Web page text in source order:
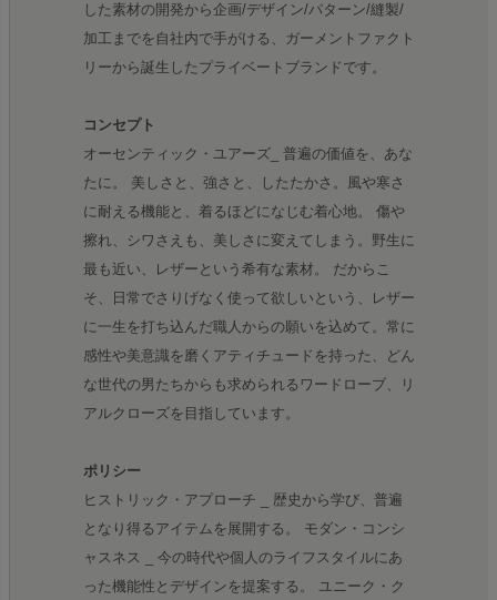
した素材の開発から企画/デザイン/パターン/縫製/
加工までを自社内で手がける、ガーメントファクト
リーから誕生したプライベートブランドです。
コンセプト
オーセンティック・ユアーズ_ 普遍の価値を、あな
たに。 美しさと、強さと、したたかさ。風や寒さ
に耐える機能と、着るほどになじむ着心地。 傷や
擦れ、シワさえも、美しさに変えてしまう。野生に
最も近い、レザーという希有な素材。 だからこ
そ、日常でさりげなく使って欲しいという、レザー
に一生を打ち込んだ職人からの願いを込めて。常に
感性や美意識を磨くアティチュードを持った、どん
な世代の男たちからも求められるワードローブ、リ
アルクローズを目指しています。
ポリシー
ヒストリック・アプローチ _ 歴史から学び、普遍
となり得るアイテムを展開する。 モダン・コンシ
ャスネス _ 今の時代や個人のライフスタイルにあ
った機能性とデザインを提案する。 ユニーク・ク